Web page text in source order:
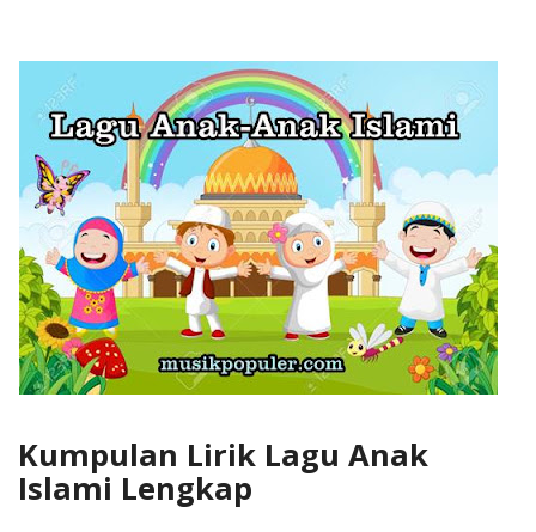
Kumpulan Lirik Lagu Anak
Islami Lengkap